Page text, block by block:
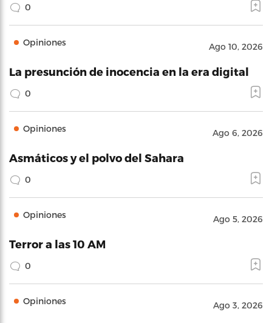
0
Opiniones Ago 10, 2026
La presunción de inocencia en la era digital
0
Opiniones Ago 6, 2026
Asmáticos y el polvo del Sahara
0
Opiniones Ago 5, 2026
Terror a las 10 AM
0
Opiniones Ago 3, 2026